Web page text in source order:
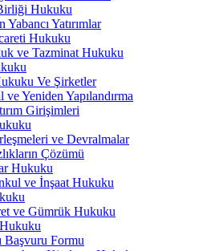
Hukuku
Yabancı Yatırımlar
Hukuku
ve Tazminat Hukuku
Ve Şirketler
ve Yeniden Yapılandırma
Girişimleri
ve Devralmalar
Çözümü
Hukuku
ve İnşaat Hukuku
ve Gümrük Hukuku
Başvuru Formu